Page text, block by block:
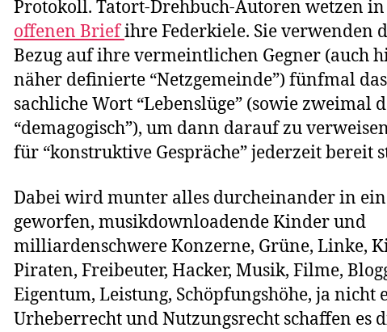
Protokoll. Tatort-Drehbuch-Autoren wetzen
offenen Briefihre Federkiele. Sie verwenden
Bezug auf ihre vermeintlichen Gegner (auch
näher definierte “Netzgemeinde”) fünfmal
sachliche Wort “Lebenslüge” (sowie zweimal
“demagogisch”), um dann darauf zu
für “konstruktive Gespräche” jederzeit bereit
Dabei wird munter alles durcheinander in
geworfen, musikdownloadende Kinder und
milliardenschwere Konzerne, Grüne, Linke,
Piraten, Freibeuter, Hacker, Musik, Filme,
Eigentum, Leistung, Schöpfungshöhe, ja nicht
Urheberrecht und Nutzungsrecht schaffen es